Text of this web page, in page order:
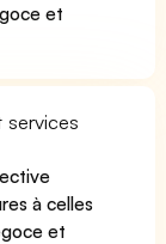
et
à celles
et